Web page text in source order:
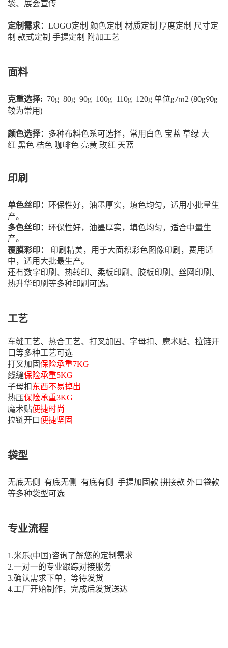
袋、展会宣传
定制需求： LOGO定制 颜色定制 材质定制 厚度定制 尺寸定
制 款式定制 手提定制 附加工艺
面料
克重选择: 70g 80g 90g 100g 110g 120g 单位g/m2 (80g90g
较为常用 )
颜色选择： 多种布料色系可选择，常用白色 宝蓝 草绿 大
红 黑色 桔色 咖啡色 亮黄 玫红 天蓝
印刷
单色丝印： 环保性好，油墨厚实，填色均匀，适用小批量生
产。
多色丝印： 环保性好，油墨厚实，填色均匀，适合中量生
产。
覆膜彩印：
印刷精美，用于大面积彩色图像印刷，费用适
中，适用大批最生产。
还有数字印刷、热转印、柔板印刷、胶板印刷、丝网印刷、
热升华印刷等多种印刷可选。
工艺
车缝工艺、热合工艺、打叉加固、字母扣、魔术贴、拉链开
口等多种工艺可选
打叉加固保险承重7KG
线缝保险承重5KG
子母扣 东西不易掉出
热压保险承重3KG
魔术贴便捷时尚
拉链开口便捷坚固
袋型
无底无侧 有底无侧 有底有侧 手提加固款 拼接款 外口袋款
等多种袋型可选
专业流程
1.米乐(中国)咨询了解您的定制需求
2.一对一的专业跟踪对接服务
3.确认需求下单，等待发货
4.工厂开始制作，完成后发货送达